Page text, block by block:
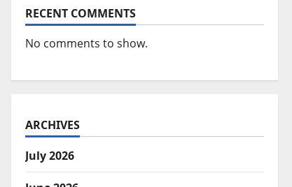
RECENT COMMENTS
No comments to show.
ARCHIVES
July 2026